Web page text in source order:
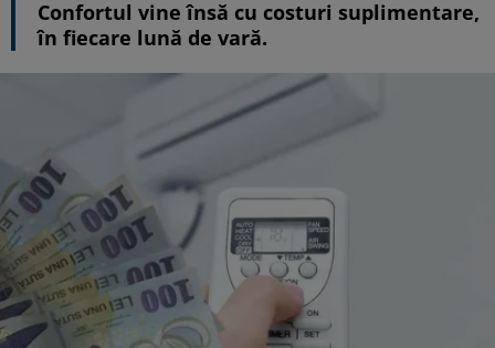
Confortul vine însă cu costuri suplimentare,
în fiecare lună de vară.